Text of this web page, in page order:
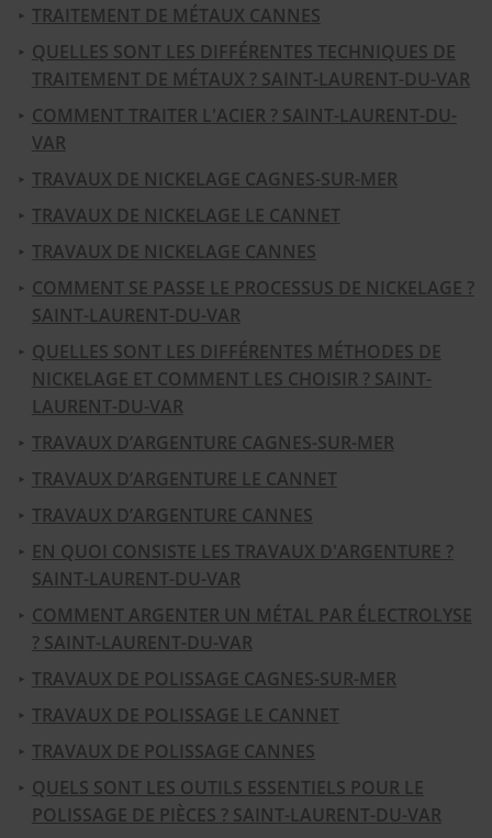
TRAITEMENT DE MÉTAUX CANNES
QUELLES SONT LES DIFFÉRENTES TECHNIQUES DE
TRAITEMENT DE MÉTAUX ? SAINT-LAURENT-DU-VAR
COMMENT TRAITER L'ACIER ? SAINT-LAURENT-DU-
VAR
TRAVAUX DE NICKELAGE CAGNES-SUR-MER
TRAVAUX DE NICKELAGE LE CANNET
TRAVAUX DE NICKELAGE CANNES
COMMENT SE PASSE LE PROCESSUS DE NICKELAGE ?
SAINT-LAURENT-DU-VAR
QUELLES SONT LES DIFFÉRENTES MÉTHODES DE
NICKELAGE ET COMMENT LES CHOISIR ? SAINT-
LAURENT-DU-VAR
TRAVAUX D’ARGENTURE CAGNES-SUR-MER
TRAVAUX D’ARGENTURE LE CANNET
TRAVAUX D’ARGENTURE CANNES
EN QUOI CONSISTE LES TRAVAUX D'ARGENTURE ?
SAINT-LAURENT-DU-VAR
COMMENT ARGENTER UN MÉTAL PAR ÉLECTROLYSE
? SAINT-LAURENT-DU-VAR
TRAVAUX DE POLISSAGE CAGNES-SUR-MER
TRAVAUX DE POLISSAGE LE CANNET
TRAVAUX DE POLISSAGE CANNES
QUELS SONT LES OUTILS ESSENTIELS POUR LE
POLISSAGE DE PIÈCES ? SAINT-LAURENT-DU-VAR